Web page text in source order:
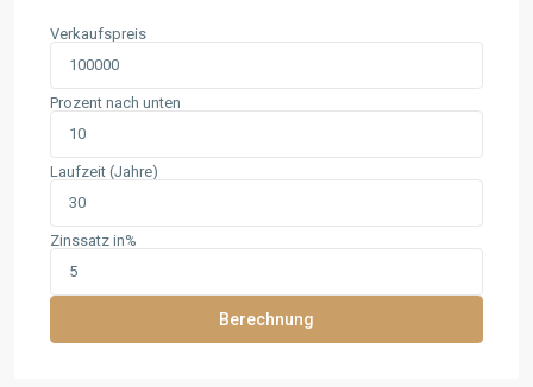
Verkaufspreis
Prozent nach unten
Laufzeit (Jahre)
Zinssatz in%
Berechnung